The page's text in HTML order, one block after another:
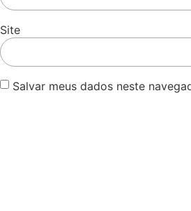
Site
Salvar meus dados neste